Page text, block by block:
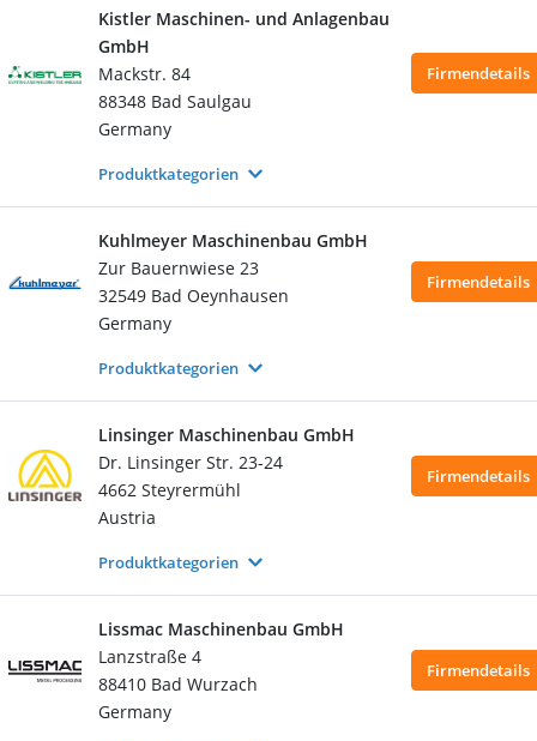
Kistler Maschinen- und Anlagenbau
GmbH
Mackstr. 84
88348 Bad Saulgau
Germany
Firmendetails
Produktkategorien
Kuhlmeyer Maschinenbau GmbH
Zur Bauernwiese 23
32549 Bad Oeynhausen
Germany
Firmendetails
Produktkategorien
Linsinger Maschinenbau GmbH
Dr. Linsinger Str. 23-24
4662 Steyrermühl
Austria
Firmendetails
Produktkategorien
Lissmac Maschinenbau GmbH
Lanzstraße 4
88410 Bad Wurzach
Germany
Firmendetails